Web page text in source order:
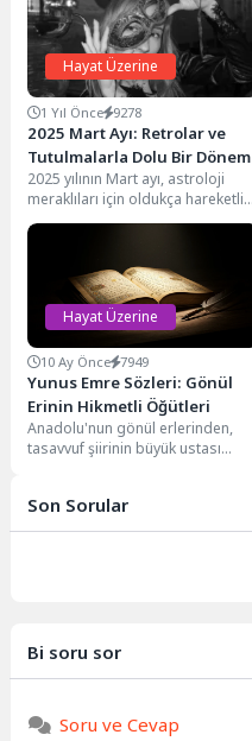
Hayat Üzerine
1 Yıl Önce 9278
2025 Mart Ayı: Retrolar ve
Tutulmalarla Dolu Bir Dönem
2025 yılının Mart ayı, astroloji
meraklıları için oldukça hareketli
ve önemli bir döneme işaret
ediyor....
Hayat Üzerine
10 Ay Önce 7949
Yunus Emre Sözleri: Gönül
Erinin Hikmetli Öğütleri
Anadolu'nun gönül erlerinden,
tasavvuf şiirinin büyük ustası
ışık...
Son Sorular
Bi soru sor
Soru ve Cevap